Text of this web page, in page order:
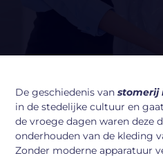
De geschiedenis vanstomerij
in de stedelijke cultuur en
de vroege dagen waren deze
onderhouden van de kleding
Zonder moderne apparatuur